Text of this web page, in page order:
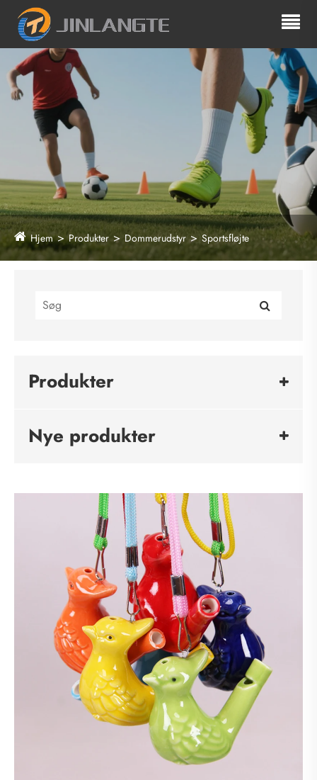
Hjem Produkter Dommerudstyr Sportsfløjte
Produkter
Nye produkter